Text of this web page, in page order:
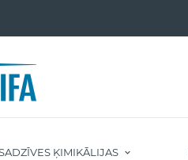
ĶIMIKĀLIJAS